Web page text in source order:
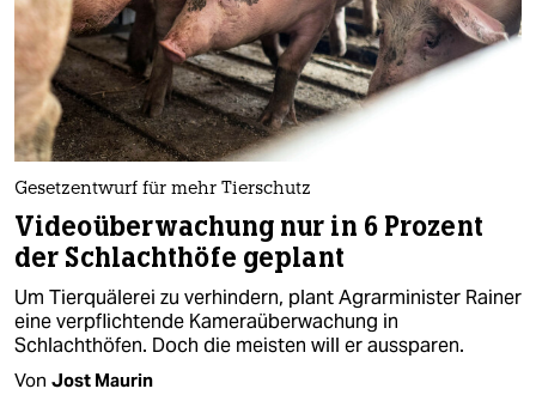
Gesetzentwurf für mehr Tierschutz
Videoüberwachung nur in 6 Prozent
der Schlachthöfe geplant
Um Tierquälerei zu verhindern, plant Agrarminister Rainer
eine verpflichtende Kameraüberwachung in
Schlachthöfen. Doch die meisten will er aussparen.
Von Jost Maurin